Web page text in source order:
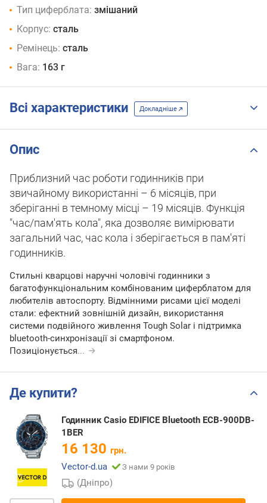
Тип циферблата: змішаний
Корпус: сталь
Ремінець: сталь
Вага: 163 г
Всі характеристики Докладніше
Опис
Приблизний час роботи годинників при
звичайному використанні – 6 місяців, при
зберіганні в темному місці – 19 місяців. Функція
"час/пам'ять кола", яка дозволяє вимірювати
загальний час, час кола і зберігається в пам'яті
годинникiв.
Стильні кварцові наручні чоловічі годинники з
багатофункціональним комбінованим циферблатом для
любителів автоспорту. Відмінними рисами цієї моделі
стали: ефектний зовнішній дизайн, використання
системи подвійного живлення Tough Solar і підтримка
bluetooth-синхронізації зі смартфоном.
Позиціонується...
Де купити?
Годинник Casio EDIFICE Bluetooth ECB-900DB-
1BER
16 130 грн.
Vector-d.ua
З нами 9 років
(Дніпро)